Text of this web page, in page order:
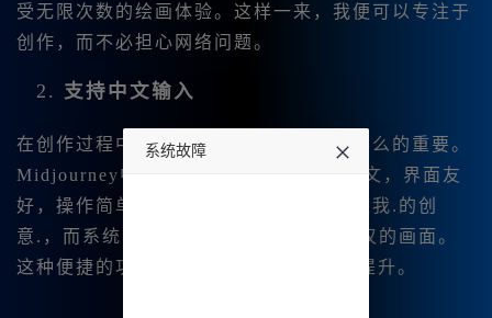
受无限次数的绘画体验。这样一来，我便可以专注于
创作，而不必担心网络问题。
2. 支持中文输入
在创作过程中，能够用母语进行表达是多么的重要。
Midjourney中文版允许用户直.接输入中文，界面友
好，操作简单。我可以轻松地用中文描述我.的创
意.，而系统会自动为我转换成令人惊叹的画面。
这种便捷的功能让我对创作的热情|大幅提升。
系统故障